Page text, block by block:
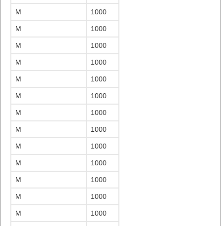
M 1000
M 1000
M 1000
M 1000
M 1000
M 1000
M 1000
M 1000
M 1000
M 1000
M 1000
M 1000
M 1000